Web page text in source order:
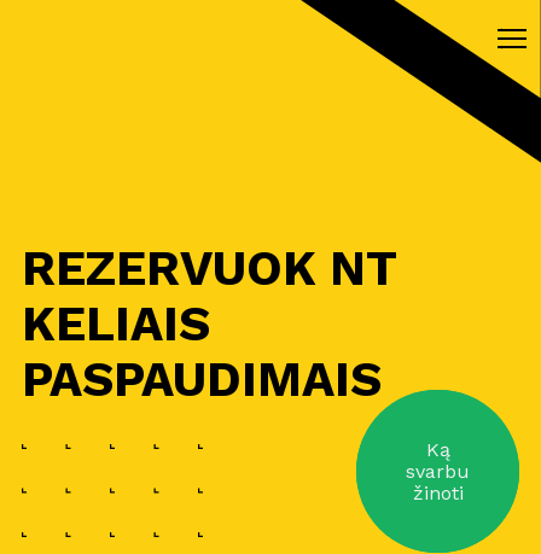
REZERVUOK NT
KELIAIS
PASPAUDIMAIS
Ką
svarbu
žinoti